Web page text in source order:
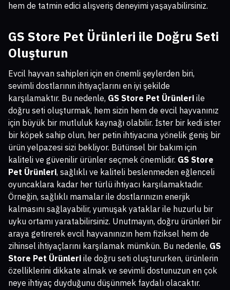
hem de tatmin edici alışveriş deneyimi yaşayabilirsiniz.
GS Store Pet Ürünleri ile Doğru Seti
Oluşturun
Evcil hayvan sahipleri için en önemli şeylerden biri,
sevimli dostlarının ihtiyaçlarını en iyi şekilde
karşılamaktır. Bu nedenle, GS Store Pet Ürünleri ile
doğru seti oluşturmak, hem sizin hem de evcil hayvanınız
için büyük bir mutluluk kaynağı olabilir. İster bir kedi ister
bir köpek sahip olun, her petin ihtiyacına yönelik geniş bir
ürün yelpazesi sizi bekliyor. Bütünsel bir bakım için
kaliteli ve güvenilir ürünler seçmek önemlidir. GS Store
Pet Ürünleri, sağlıklı ve kaliteli beslenmeden eğlenceli
oyuncaklara kadar her türlü ihtiyacı karşılamaktadır.
Örneğin, sağlıklı mamalar ile dostlarınızın enerjik
kalmasını sağlayabilir, yumuşak yataklar ile huzurlu bir
uyku ortamı yaratabilirsiniz. Unutmayın, doğru ürünleri bir
araya getirerek evcil hayvanınızın hem fiziksel hem de
zihinsel ihtiyaçlarını karşılamak mümkün. Bu nedenle, GS
Store Pet Ürünleri ile doğru seti oluştururken, ürünlerin
özelliklerini dikkate almak ve sevimli dostunuzun en çok
neye ihtiyaç duyduğunu düşünmek faydalı olacaktır.